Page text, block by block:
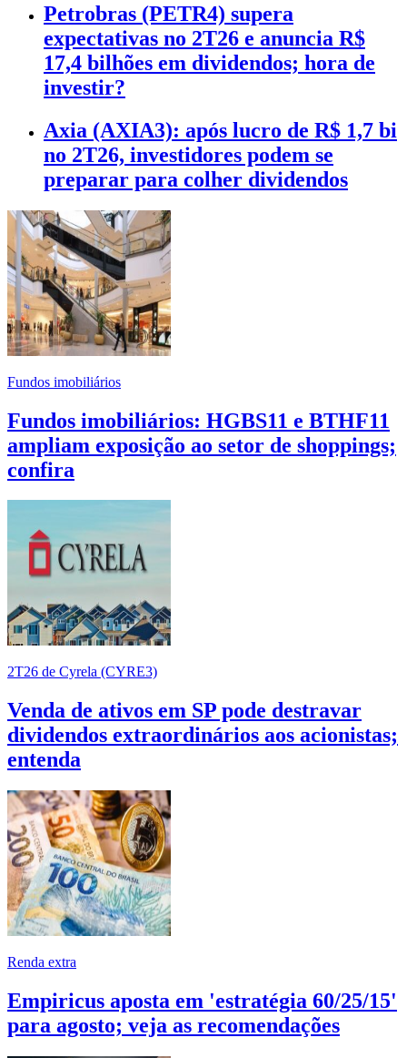
Petrobras (PETR4) supera
expectativas no 2T26 e anuncia R$
17,4 bilhões em dividendos; hora de
investir?
Axia (AXIA3): após lucro de R$ 1,7 bi
no 2T26, investidores podem se
preparar para colher dividendos
Fundos imobiliários
Fundos imobiliários: HGBS11 e BTHF11
ampliam exposição ao setor de shoppings;
confira
2T26 de Cyrela (CYRE3)
Venda de ativos em SP pode destravar
dividendos extraordinários aos acionistas;
entenda
Renda extra
Empiricus aposta em 'estratégia 60/25/15'
para agosto; veja as recomendações